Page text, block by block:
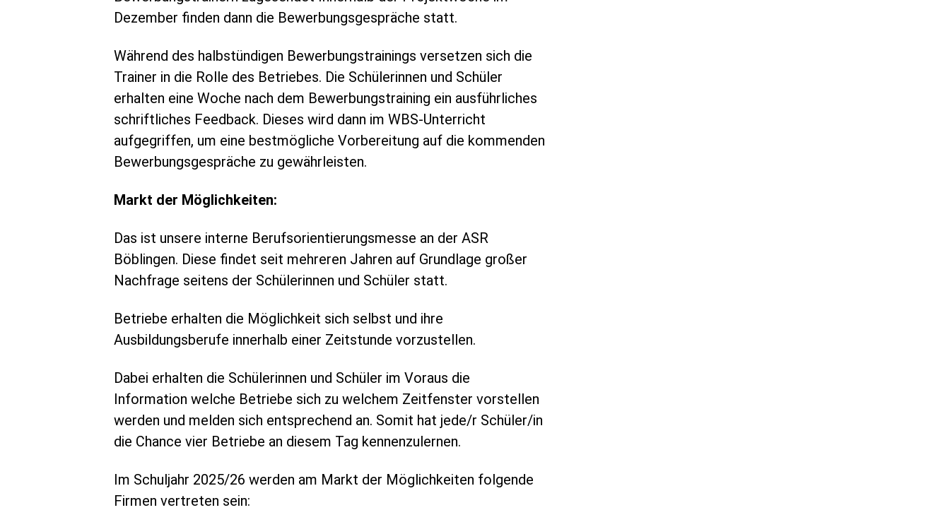
Dezember finden dann die Bewerbungsgespräche statt.
Während des halbstündigen Bewerbungstrainings versetzen sich die
Trainer in die Rolle des Betriebes. Die Schülerinnen und Schüler
erhalten eine Woche nach dem Bewerbungstraining ein ausführliches
schriftliches Feedback. Dieses wird dann im WBS-Unterricht
aufgegriffen, um eine bestmögliche Vorbereitung auf die kommenden
Bewerbungsgespräche zu gewährleisten.
Markt der Möglichkeiten:
Das ist unsere interne Berufsorientierungsmesse an der ASR
Böblingen. Diese findet seit mehreren Jahren auf Grundlage großer
Nachfrage seitens der Schülerinnen und Schüler statt.
Betriebe erhalten die Möglichkeit sich selbst und ihre
Ausbildungsberufe innerhalb einer Zeitstunde vorzustellen.
Dabei erhalten die Schülerinnen und Schüler im Voraus die
Information welche Betriebe sich zu welchem Zeitfenster vorstellen
werden und melden sich entsprechend an. Somit hat jede/r Schüler/in
die Chance vier Betriebe an diesem Tag kennenzulernen.
Im Schuljahr 2025/26 werden am Markt der Möglichkeiten folgende
Firmen vertreten sein: